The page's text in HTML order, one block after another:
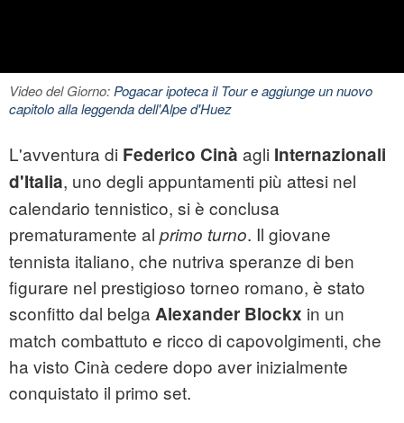
Video del Giorno:Pogacar ipoteca il Tour e aggiunge un nuovo
capitolo alla leggenda dell'Alpe d'Huez
L'avventura di Federico Cinà agli Internazionali
d'Italia, uno degli appuntamenti più attesi nel
calendario tennistico, si è conclusa
prematuramente al primo turno. Il giovane
tennista italiano, che nutriva speranze di ben
figurare nel prestigioso torneo romano, è stato
sconfitto dal belga Alexander Blockx in un
match combattuto e ricco di capovolgimenti, che
ha visto Cinà cedere dopo aver inizialmente
conquistato il primo set.